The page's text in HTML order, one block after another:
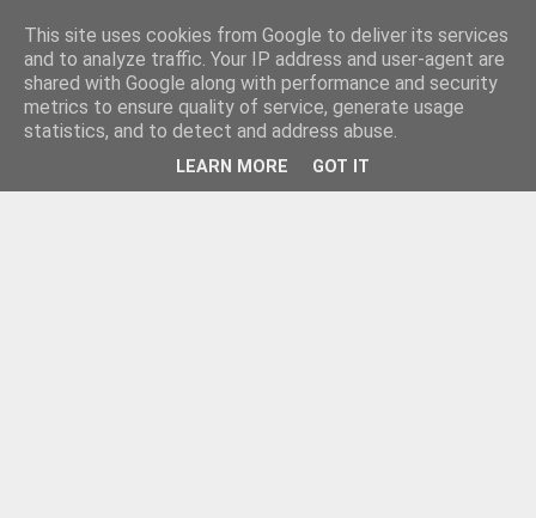
This site uses cookies from Google to deliver its services
and to analyze traffic. Your IP address and user-agent are
shared with Google along with performance and security
metrics to ensure quality of service, generate usage
statistics, and to detect and address abuse.
LEARN MORE GOT IT